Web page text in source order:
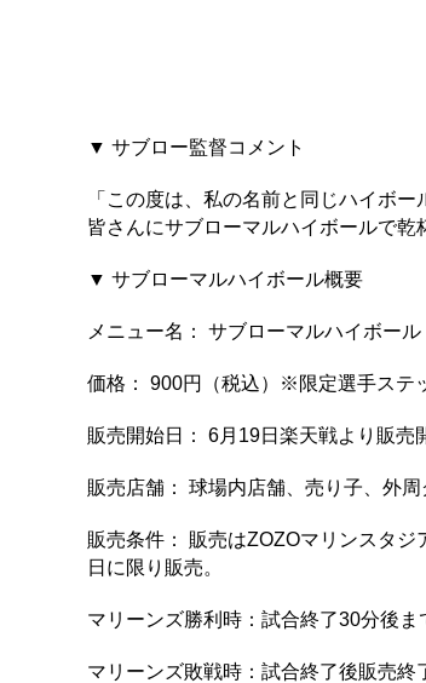
▼ サブロー監督コメント
「この度は、私の名前と同じハイボ
皆さんにサブローマルハイボールで乾
▼ サブローマルハイボール概要
メニュー名： サブローマルハイボール
価格： 900円（税込）※限定選手ステ
販売開始日： 6月19日楽天戦より販売
販売店舗： 球場内店舗、売り子、外
販売条件： 販売はZOZOマリンスタ
日に限り販売。
マリーンズ勝利時：試合終了30分後ま
マリーンズ敗戦時：試合終了後販売終